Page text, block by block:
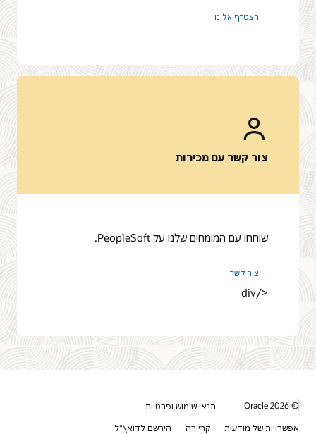
הצטרף אלינו
צור קשר עם מכירות
שוחחו עם המומחים שלנו על PeopleSoft.
צור קשר
</div
© 2026 Oracle
תנאי שימוש ופרטיות
אפשרויות של מודעות
קריירה הירשם לדוא\"ל